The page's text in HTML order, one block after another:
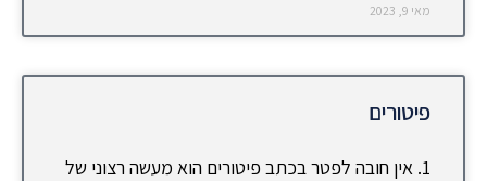
מאי 9, 2023
פיטורים
1. אין חובה לפטר בכתב פיטורים הוא מעשה רצוני של